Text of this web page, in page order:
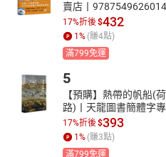
賣店丨
17%折後$432
1 % (賺4點)
滿799免運
5
【預購】熱帶的帆船(
路)丨天龍圖書簡體字
17%折後$393
1 % (賺3點)
滿799免運